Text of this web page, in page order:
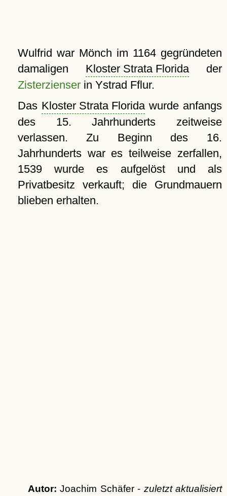
Wulfrid war Mönch im 1164 gegründeten
damaligen Kloster Strata Floridader
Zisterzienserin Ystrad Fflur.
Das Kloster Strata Floridawurde anfangs
des 15. Jahrhunderts zeitweise
verlassen. Zu Beginn des 16.
Jahrhunderts war es teilweise zerfallen,
1539 wurde es aufgelöst und als
Privatbesitz verkauft; die Grundmauern
blieben erhalten.
Autor: Joachim Schäfer - zuletzt aktualisiert